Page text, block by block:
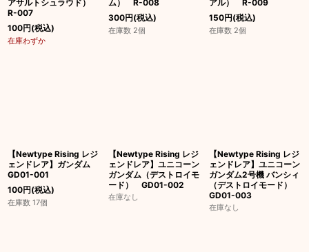
アサルトシュラウド）
R-007
100円(税込)
在庫わずか
ム） R-008
300円(税込)
在庫数 2個
アル） R-009
150円(税込)
在庫数 2個
【Newtype Rising レジ
ェンドレア】ガンダム
GD01-001
100円(税込)
在庫数 17個
【Newtype Rising レジ
ェンドレア】ユニコーン
ガンダム（デストロイモ
ード） GD01-002
在庫なし
【Newtype Rising レジ
ェンドレア】ユニコーン
ガンダム2号機 バンシィ
（デストロイモード）
GD01-003
在庫なし